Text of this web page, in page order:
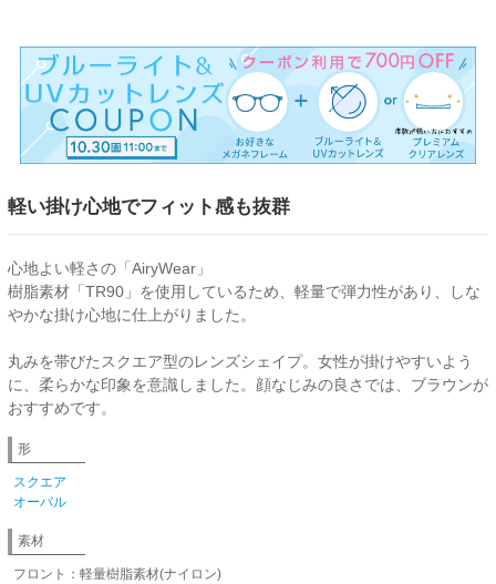
軽い掛け心地でフィット感も抜群
心地よい軽さの「AiryWear」
樹脂素材「TR90」を使用しているため、軽量で弾力性があり、しな
やかな掛け心地に仕上がりました。
丸みを帯びたスクエア型のレンズシェイプ。女性が掛けやすいよう
に、柔らかな印象を意識しました。顔なじみの良さでは、ブラウンが
おすすめです。
形
スクエア
オーバル
素材
フロント：軽量樹脂素材(ナイロン)